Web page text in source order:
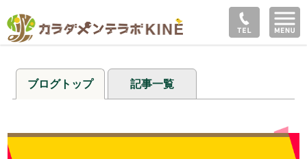
ブログトップ 記事一覧